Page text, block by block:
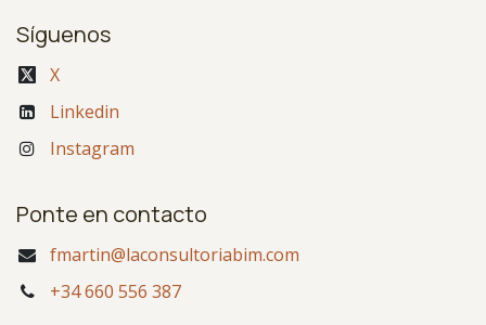
Síguenos
X
Linkedin
Instagram
Ponte en contacto
fmartin@laconsultoriabim.com
+34 660 556 387